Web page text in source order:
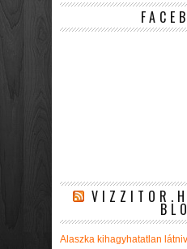
Alaszka kihagyhatatlan